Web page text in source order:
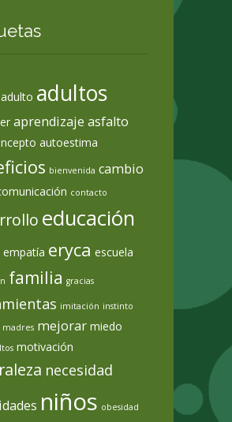
adulto adultos
aprendizaje asfalto
autoestima
bienvenida cambio
contacto
educación
empatía eryca escuela
familia gracias
imitación instinto
madres mejorar miedo
motivación
necesidad
niños obesidad